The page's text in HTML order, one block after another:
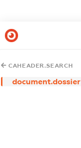
CAHEADER.SEARCH
document.dossier